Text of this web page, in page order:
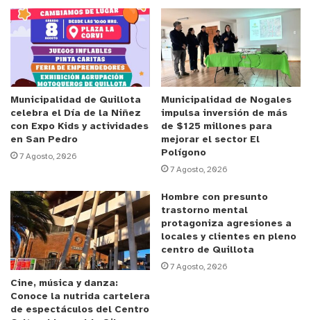
tener todas las coordinaciones previas entre los
organismos de emergencia y también, obviamente,
con todos los encargados de Gestión de Riesgo de
Desastres de las municipalidades, para poder
tener implementadas ya las medidas de
prevención, de mitigación y también de respuesta,
y así enfrentar de buena manera este período de
alta ocurrencia de incendios forestales”.
En la misma línea, el presidente del Consejo
Regional de Bomberos de la Región de Valparaíso,
José Molina, valoró el espacio de diálogo e
intercambio de experiencias, ya que “en la medida
en que la gente está más informada, en la medida
en que toma conocimiento de lo que ha pasado
tiempo atrás, podemos enfrentar de mejor manera
esta temporada”.
Municipalidad de Quillota
celebra el Día de la Niñez
con Expo Kids y actividades
en San Pedro
7 Agosto, 2026
Municipalidad de Nogales
impulsa inversión de más
de $125 millones para
mejorar el sector El
Polígono
7 Agosto, 2026
Cine, música y danza:
Conoce la nutrida cartelera
de espectáculos del Centro
Hombre con presunto
trastorno mental
protagoniza agresiones a
locales y clientes en pleno
centro de Quillota
7 Agosto, 2026